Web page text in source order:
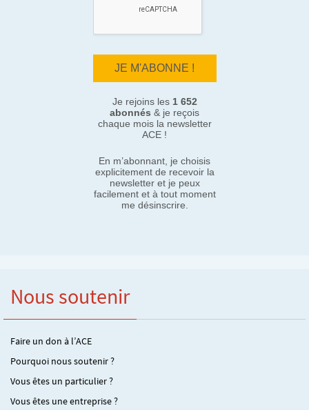
Je rejoins les 1 652
abonnés & je reçois
chaque mois la newsletter
ACE !
En m’abonnant, je choisis
explicitement de recevoir la
newsletter et je peux
facilement et à tout moment
me désinscrire.
Nous soutenir
Faire un don à l’ACE
Pourquoi nous soutenir ?
Vous êtes un particulier ?
Vous êtes une entreprise ?